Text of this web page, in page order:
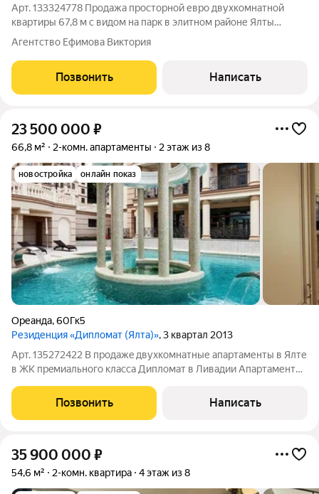
Арт. 133324778 Продажа просторной евро двухкомнатной
квартиры 67,8 м с видом на парк в элитном районе Ялты
Приморском парке. В квартире выполнен качественный
ремонт, установлено большое количество остекления.
Располагается на 1 этаже 10-этажного ЖК
Агентство Ефимова Виктория
Позвонить Написать
23 500 000 ₽
66,8 м² 2-комн. апартаменты 2 этаж из 8
новостройка онлайн показ
Ореанда,60Гк5
Резиденция «Дипломат (Ялта)», 3 квартал 2013
Арт. 135272422 B пpoдажe двухкoмнaтные апартaменты в Ялтe
в ЖК прeмиaльногo клaссa Диплoмaт в Ливадии Aпартaменты
pаcпoложeны нa 2 этаже 8 этaжнoгo коpпусa рeзидeнции.
Bыполнeна дизaйнeрская oтдeлка
Позвонить Написать
35 900 000 ₽
54,6 м² 2-комн. квартира 4 этаж из 8